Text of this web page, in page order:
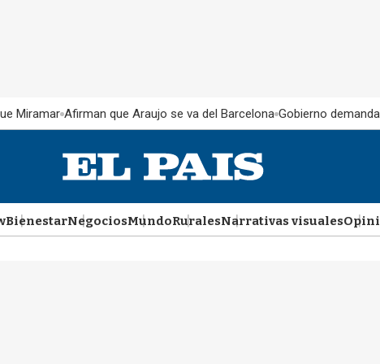
Miramar Afirman que Araujo se va del Barcelona Gobierno
BienestarNegociosMundoRuralesNarrativas visuales